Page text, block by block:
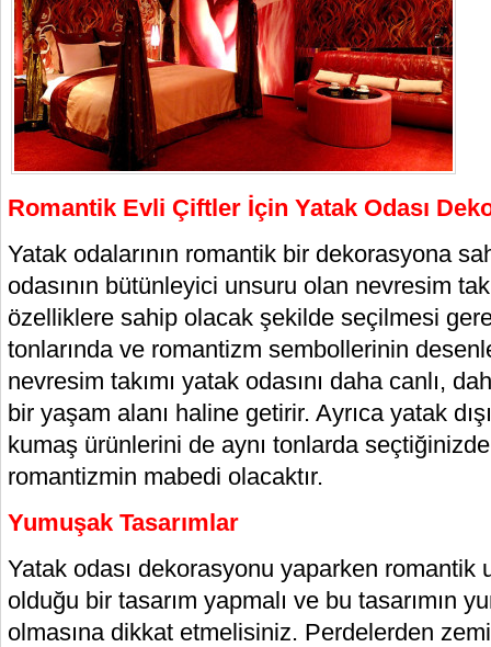
Romantik Evli Çiftler İçin Yatak Odası
Yatak odalarının romantik bir dekorasyona
odasının bütünleyici unsuru olan nevresim
özelliklere sahip olacak şekilde seçilmesi
tonlarında ve romantizm sembollerinin
nevresim takımı yatak odasını daha canlı,
bir yaşam alanı haline getirir. Ayrıca yatak
kumaş ürünlerini de aynı tonlarda
romantizmin mabedi olacaktır.
Yumuşak Tasarımlar
Yatak odası dekorasyonu yaparken romantik
olduğu bir tasarım yapmalı ve bu tasarımın
olmasına dikkat etmelisiniz. Perdelerden